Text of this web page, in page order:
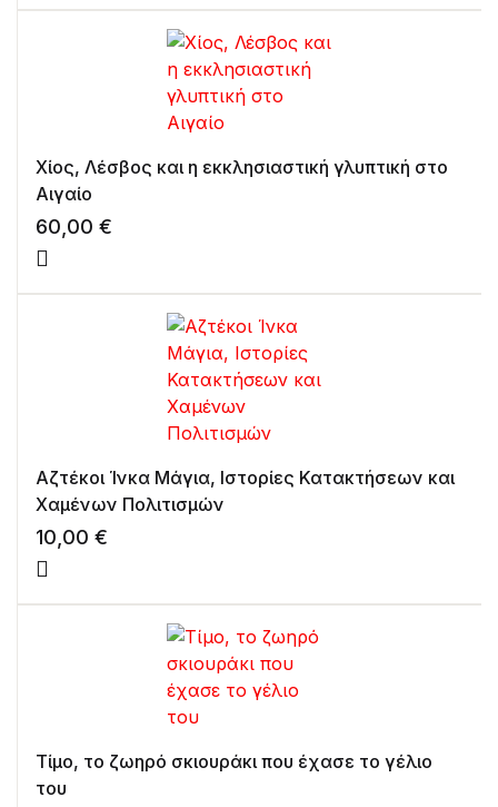
Χίος, Λέσβος και η εκκλησιαστική γλυπτική στο
Αιγαίο
60,00 €
Αζτέκοι Ίνκα Μάγια, Ιστορίες Κατακτήσεων και
Χαμένων Πολιτισμών
10,00 €
Τίμο, το ζωηρό σκιουράκι που έχασε το γέλιο
του